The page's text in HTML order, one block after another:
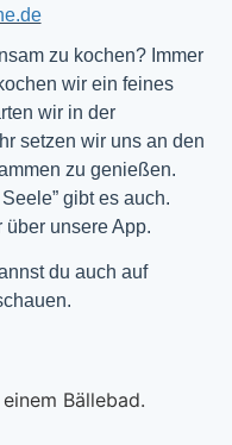
zu kochen? Immer
wir ein feines
wir in der
setzen wir uns an den
zu genießen.
gibt es auch.
unsere App.
du auch auf